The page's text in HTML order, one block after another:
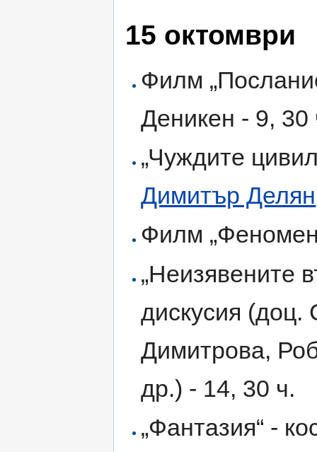
15 октомври
Филм
Деникен - 9, 30
„Чуждите
Димитър Делян
Филм
„Неизявените
дискусия
Димитрова,
др.) - 14, 30 ч.
„Фантазия“ -